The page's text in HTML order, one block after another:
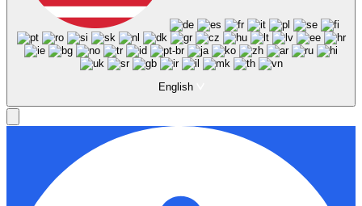
English